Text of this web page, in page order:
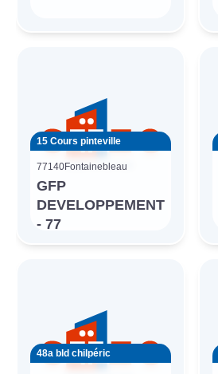
15 Cours pinteville
77140Fontainebleau
GFP
DEVELOPPEMENT
- 77
48a bld chilpéric